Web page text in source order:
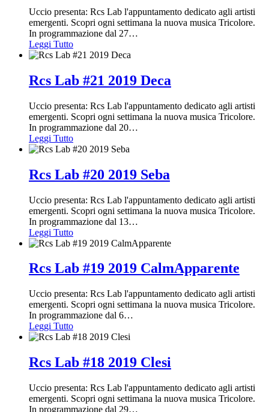
Uccio presenta: Rcs Lab l'appuntamento dedicato agli artisti
emergenti. Scopri ogni settimana la nuova musica Tricolore.
In programmazione dal 27…
Leggi Tutto
Rcs Lab #21 2019 Deca
Uccio presenta: Rcs Lab l'appuntamento dedicato agli artisti
emergenti. Scopri ogni settimana la nuova musica Tricolore.
In programmazione dal 20…
Leggi Tutto
Rcs Lab #20 2019 Seba
Uccio presenta: Rcs Lab l'appuntamento dedicato agli artisti
emergenti. Scopri ogni settimana la nuova musica Tricolore.
In programmazione dal 13…
Leggi Tutto
Rcs Lab #19 2019 CalmApparente
Uccio presenta: Rcs Lab l'appuntamento dedicato agli artisti
emergenti. Scopri ogni settimana la nuova musica Tricolore.
In programmazione dal 6…
Leggi Tutto
Rcs Lab #18 2019 Clesi
Uccio presenta: Rcs Lab l'appuntamento dedicato agli artisti
emergenti. Scopri ogni settimana la nuova musica Tricolore.
In programmazione dal 29…